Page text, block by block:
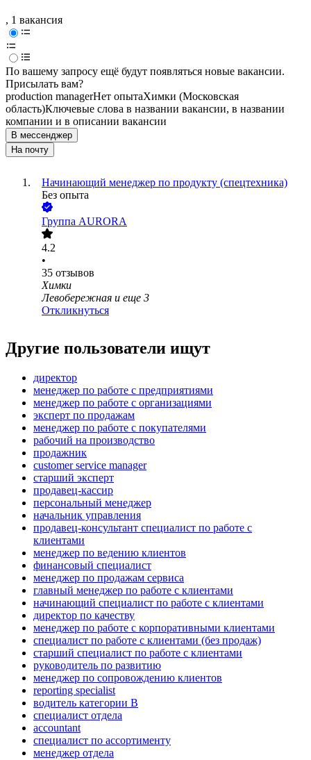
, 1 вакансия
По вашему запросу ещё будут появляться новые вакансии.
Присылать вам?
production managerНет опытаХимки (Московская
область)Ключевые слова в названии вакансии, в названии
компании и в описании вакансии
В мессенджер
На почту
Начинающий менеджер по продукту (спецтехника)
Без опыта
Группа AURORA
4.2
•
35 отзывов
Химки
Левобережная и еще 3
Откликнуться
Другие пользователи ищут
директор
менеджер по работе с предприятиями
менеджер по работе с организациями
эксперт по продажам
менеджер по работе с покупателями
рабочий на производство
продажник
customer service manager
старший эксперт
продавец-кассир
персональный менеджер
начальник управления
продавец-консультант специалист по работе с
клиентами
менеджер по ведению клиентов
финансовый специалист
менеджер по продажам сервиса
главный менеджер по работе с клиентами
начинающий специалист по работе с клиентами
директор по качеству
менеджер по работе с корпоративными клиентами
специалист по работе с клиентами (без продаж)
старший специалист по работе с клиентами
руководитель по развитию
менеджер по сопровождению клиентов
reporting specialist
водитель категории B
специалист отдела
accountant
специалист по ассортименту
менеджер отдела